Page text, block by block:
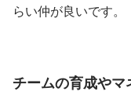
らい仲が良いです。
チームの育成や